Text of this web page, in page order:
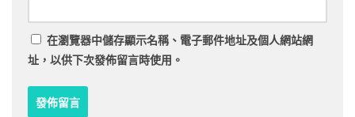
在瀏覽器中儲存顯示名稱、電子郵件地址及個人網站網
址，以供下次發佈留言時使用。